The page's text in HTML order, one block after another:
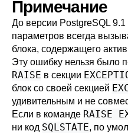
Примечание
До версии PostgreSQL 9.1
параметров всегда
блока, содержащего
Эту ошибку нельзя было
RAISE в секции
блок со своей секцией
удивительным и не
Если в команде RAISE
ни код SQLSTATE, по